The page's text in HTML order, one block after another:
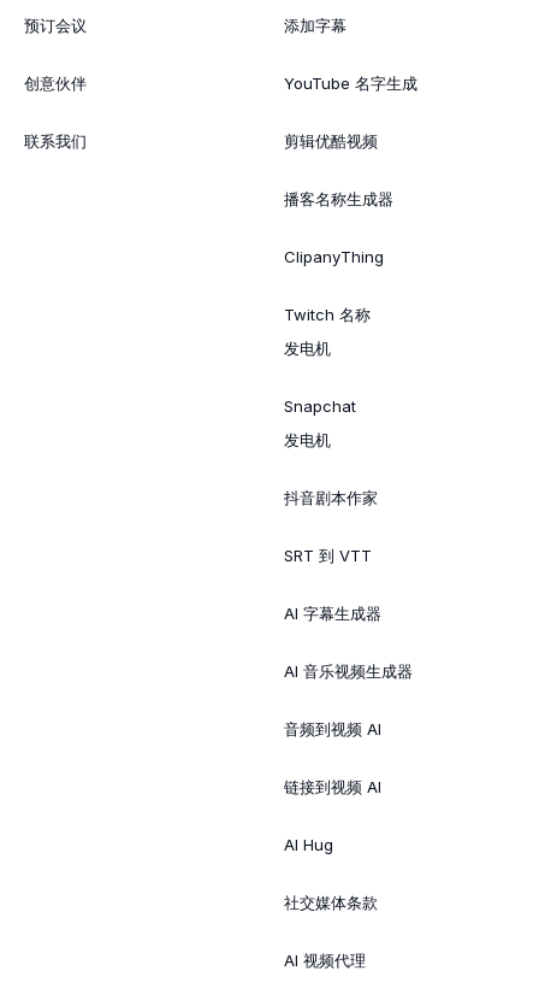
预订会议
创意伙伴
联系我们
添加字幕
YouTube 名字生成
剪辑优酷视频
播客名称生成器
ClipanyThing
Twitch 名称
发电机
Snapchat
发电机
抖音剧本作家
SRT 到 VTT
AI 字幕生成器
AI 音乐视频生成器
音频到视频 AI
链接到视频 AI
AI Hug
社交媒体条款
AI 视频代理